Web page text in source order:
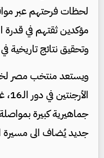
لحظات فرحتهم عبر
مؤكدين ثقتهم في قدرة
وتحقيق نتائج تاريخية
ويستعد منتخب مصر
جماهيرية كبيرة بمواصلة
جديد يُضاف الى مسيرة